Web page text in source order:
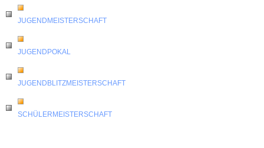
JUGENDMEISTERSCHAFT
JUGENDPOKAL
JUGENDBLITZMEISTERSCHAFT
SCHÜLERMEISTERSCHAFT